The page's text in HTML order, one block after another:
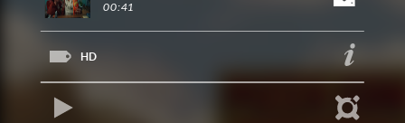
00:41
HD